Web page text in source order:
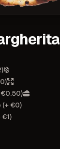
€0.50)
(+ €0)
€1)